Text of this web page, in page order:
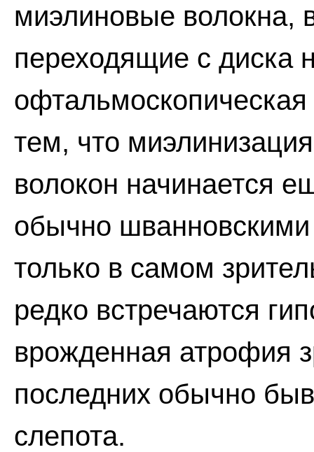
миэлиновые волокна,
переходящие с диска
офтальмоскопическая
тем, что
волокон начинается
обычно
только в самом
редко встречаются
врожденная атрофия
последних обычно
слепота.